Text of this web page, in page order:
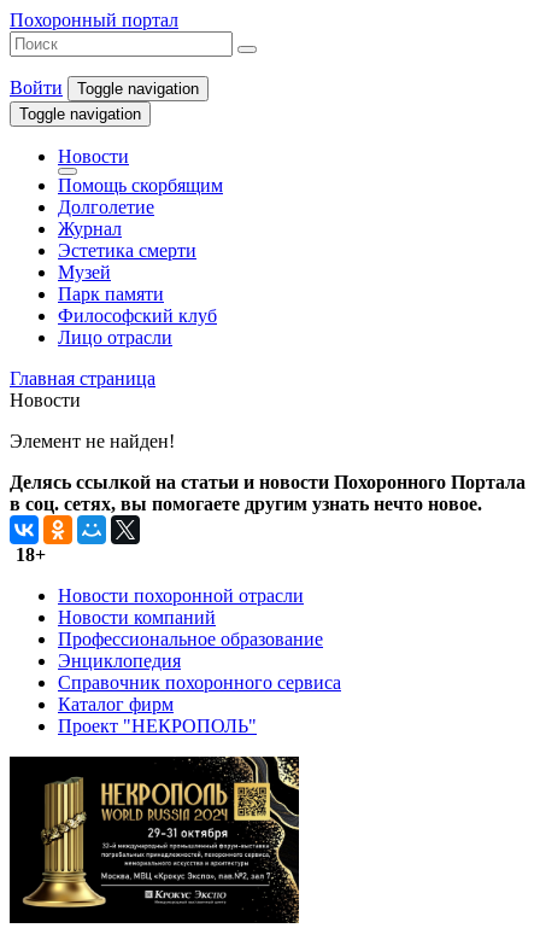
Похоронный портал
Войти
Toggle navigation
Toggle navigation
Новости
Помощь скорбящим
Долголетие
Журнал
Эстетика смерти
Музей
Парк памяти
Философский клуб
Лицо отрасли
Главная страница
Новости
Элемент не найден!
Делясь ссылкой на статьи и новости Похоронного Портала
в соц. сетях, вы помогаете другим узнать нечто новое.
18+
Новости похоронной отрасли
Новости компаний
Профессиональное образование
Энциклопедия
Справочник похоронного сервиса
Каталог фирм
Проект "НЕКРОПОЛЬ"